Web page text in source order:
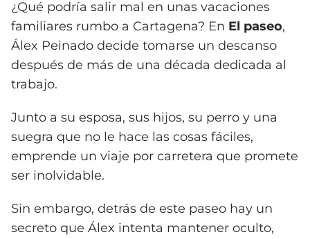
¿Qué podría salir mal en unas vacaciones
familiares rumbo a Cartagena? En El paseo,
Álex Peinado decide tomarse un descanso
después de más de una década dedicada al
trabajo.
Junto a su esposa, sus hijos, su perro y una
suegra que no le hace las cosas fáciles,
emprende un viaje por carretera que promete
ser inolvidable.
Sin embargo, detrás de este paseo hay un
secreto que Álex intenta mantener oculto,